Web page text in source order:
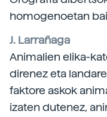
homogenoetan
J. Larrañaga
Animalien elika-
direnez eta
faktore askok
izaten dutenez,